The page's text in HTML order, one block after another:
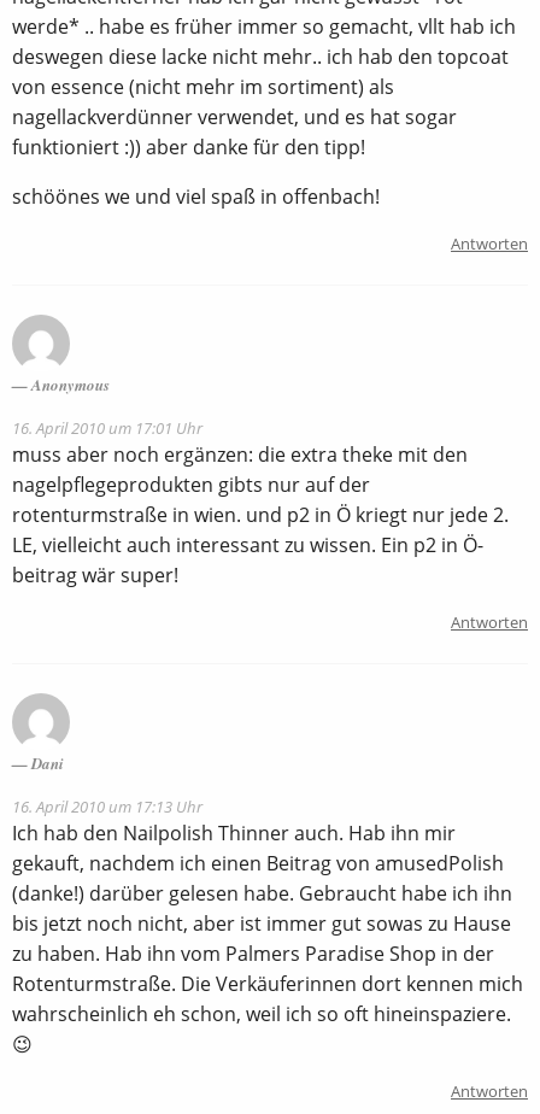
werde* .. habe es früher immer so gemacht, vllt hab ich
deswegen diese lacke nicht mehr.. ich hab den topcoat
von essence (nicht mehr im sortiment) als
nagellackverdünner verwendet, und es hat sogar
funktioniert :)) aber danke für den tipp!
schöönes we und viel spaß in offenbach!
Antworten
Anonymous
16. April 2010 um 17:01 Uhr
muss aber noch ergänzen: die extra theke mit den
nagelpflegeprodukten gibts nur auf der
rotenturmstraße in wien. und p2 in Ö kriegt nur jede 2.
LE, vielleicht auch interessant zu wissen. Ein p2 in Ö-
beitrag wär super!
Antworten
Dani
16. April 2010 um 17:13 Uhr
Ich hab den Nailpolish Thinner auch. Hab ihn mir
gekauft, nachdem ich einen Beitrag von amusedPolish
(danke!) darüber gelesen habe. Gebraucht habe ich ihn
bis jetzt noch nicht, aber ist immer gut sowas zu Hause
zu haben. Hab ihn vom Palmers Paradise Shop in der
Rotenturmstraße. Die Verkäuferinnen dort kennen mich
wahrscheinlich eh schon, weil ich so oft hineinspaziere.
😉
Antworten